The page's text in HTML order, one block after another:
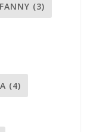
(3)
(4)